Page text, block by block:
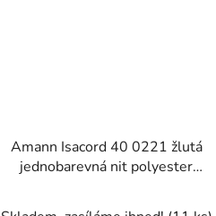
Amann Isacord 40 0221 žlutá
jednobarevná nit polyester